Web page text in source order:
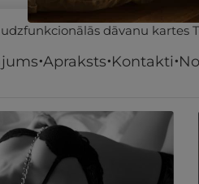
Apraksts Kontakti
dāvanu kartes